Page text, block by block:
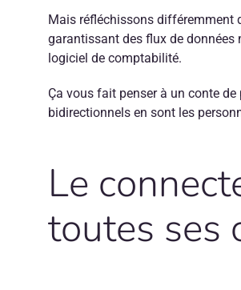
Mais réfléchissons différemment
garantissant des flux de données
logiciel de comptabilité.
Ça vous fait penser à un conte
bidirectionnels en sont les
Le
toutes ses